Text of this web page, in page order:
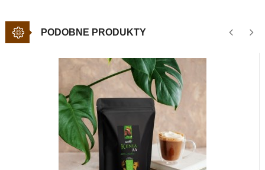
PODOBNE PRODUKTY